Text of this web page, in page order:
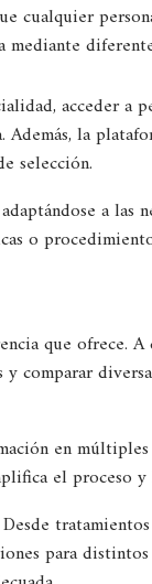
acceder a
la
selección.
a las
o
que ofrece.
comparar
en
el proceso y
para